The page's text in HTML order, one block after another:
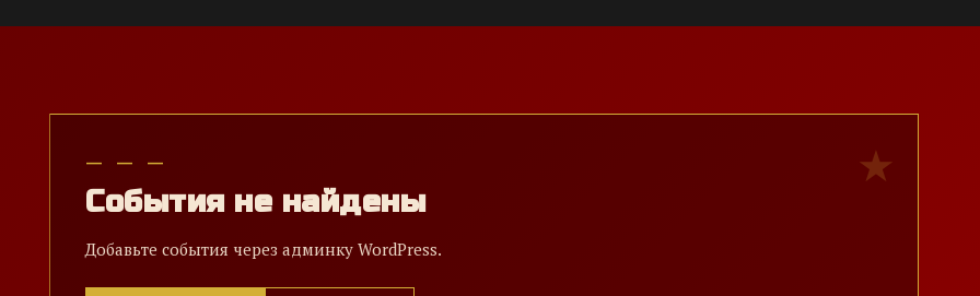
— — —
События не найдены
Добавьте события через админку WordPress.